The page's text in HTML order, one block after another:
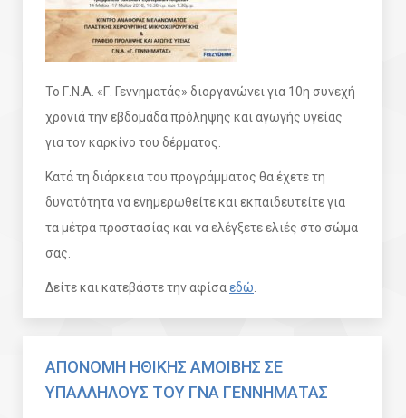
Το Γ.Ν.Α. «Γ. Γεννηματάς» διοργανώνει για 10η συνεχή
χρονιά την εβδομάδα πρόληψης και αγωγής υγείας
για τον καρκίνο του δέρματος.
Κατά τη διάρκεια του προγράμματος θα έχετε τη
δυνατότητα να ενημερωθείτε και εκπαιδευτείτε για
τα μέτρα προστασίας και να ελέγξετε ελιές στο σώμα
σας.
Δείτε και κατεβάστε την αφίσαεδώ
ΑΠΟΝΟΜΗ ΗΘΙΚΗΣ ΑΜΟΙΒΗΣ ΣΕ
ΥΠΑΛΛΗΛΟΥΣ ΤΟΥ ΓΝΑ ΓΕΝΝΗΜΑΤΑΣ